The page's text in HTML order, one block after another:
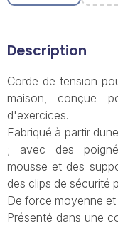
Description
Corde de tension
maison, conçue
d'exercices.
Fabriqué à partir
; avec des
mousse et des
des clips de sécurité
De force moyenne
Présenté dans une